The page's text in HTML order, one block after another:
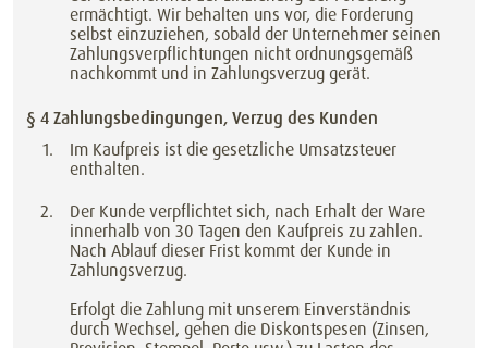
ermächtigt. Wir behalten uns vor, die Forderung
selbst einzuziehen, sobald der Unternehmer seinen
Zahlungsverpflichtungen nicht ordnungsgemäß
nachkommt und in Zahlungsverzug gerät.
§ 4 Zahlungsbedingungen, Verzug des Kunden
Im Kaufpreis ist die gesetzliche Umsatzsteuer
enthalten.
Der Kunde verpflichtet sich, nach Erhalt der Ware
innerhalb von 30 Tagen den Kaufpreis zu zahlen.
Nach Ablauf dieser Frist kommt der Kunde in
Zahlungsverzug.
Erfolgt die Zahlung mit unserem Einverständnis
durch Wechsel, gehen die Diskontspesen (Zinsen,